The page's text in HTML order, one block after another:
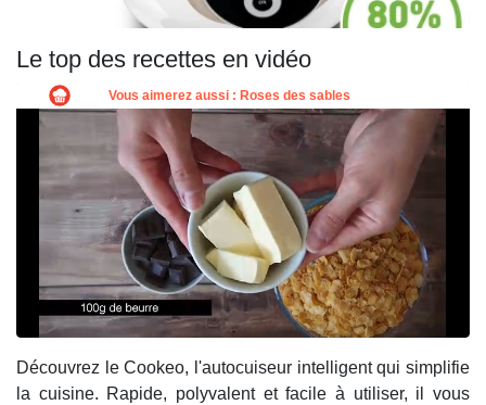
Le top des recettes en vidéo
Découvrez le Cookeo, l'autocuiseur intelligent qui simplifie
la cuisine. Rapide, polyvalent et facile à utiliser, il vous